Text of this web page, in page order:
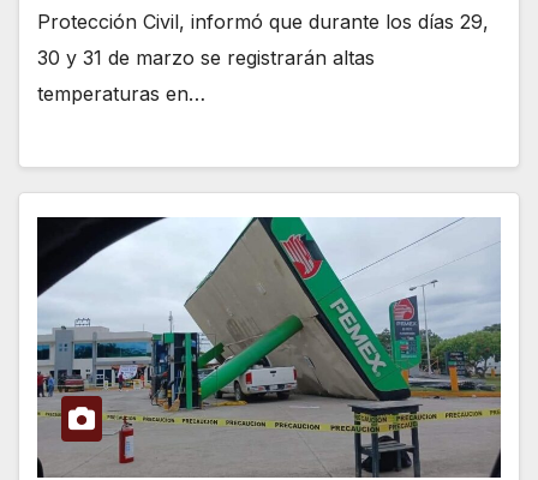
Protección Civil, informó que durante los días 29,
30 y 31 de marzo se registrarán altas
temperaturas en…